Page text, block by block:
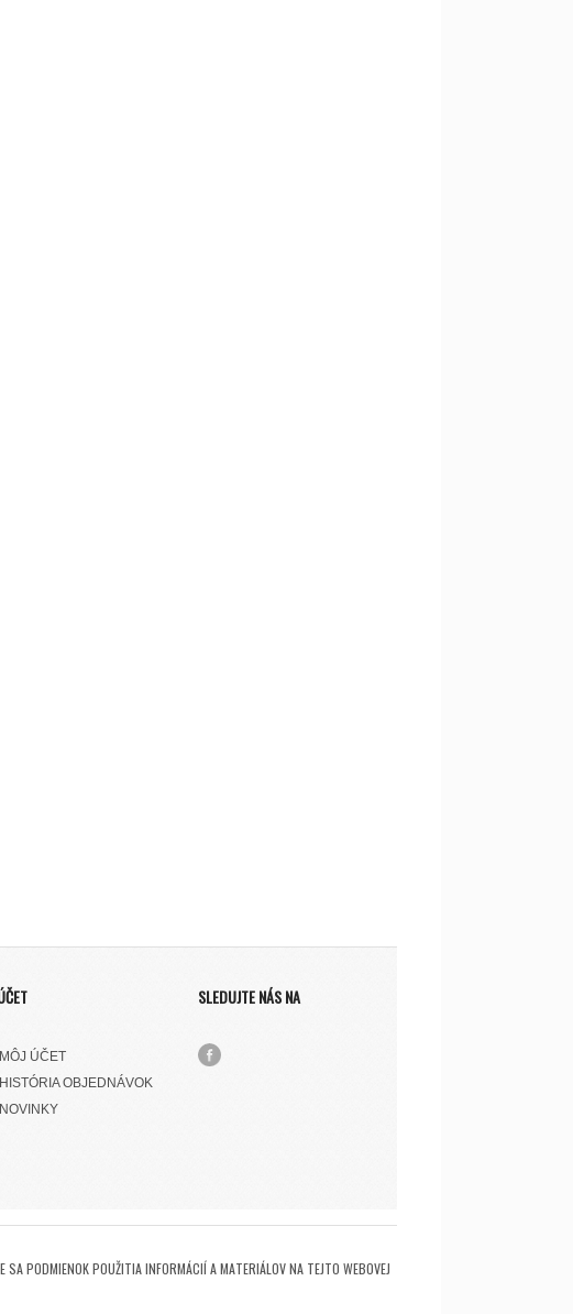
MÔJ ÚČET
HISTÓRIA OBJEDNÁVOK
NOVINKY
SLEDUJTE NÁS NA
PODMIENOK POUŽITIA INFORMÁCIÍ A MATERIÁLOV NA TEJTO WEBOVEJ